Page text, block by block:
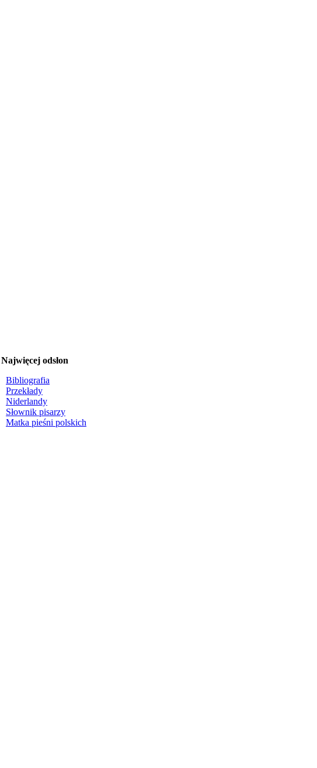
Najwięcej odsłon
Bibliografia
Przekłady
Niderlandy
Słownik pisarzy
Matka pieśni polskich